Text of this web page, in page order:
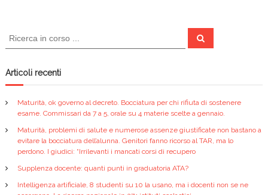
c
a
C
Articoli recenti
Maturità, ok governo al decreto. Bocciatura per chi rifiuta di sostenere
esame. Commissari da 7 a 5, orale su 4 materie scelte a gennaio.
Maturità, problemi di salute e numerose assenze giustificate non bastano a
evitare la bocciatura dell’alunna. Genitori fanno ricorso al TAR, ma lo
perdono. I giudici: “Irrilevanti i mancati corsi di recupero
Supplenza docente: quanti punti in graduatoria ATA?
Intelligenza artificiale, 8 studenti su 10 la usano, ma i docenti non se ne